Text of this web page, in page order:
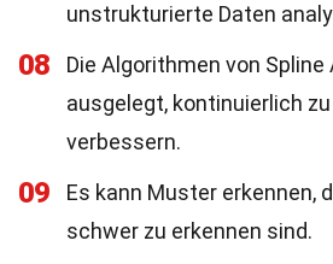
unstrukturierte Daten
08
Die Algorithmen von
ausgelegt, kontinuierlich
verbessern.
09
Es kann Muster erkennen,
schwer zu erkennen sind.